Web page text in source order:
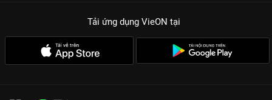
Tải ứng dụng VieON tại